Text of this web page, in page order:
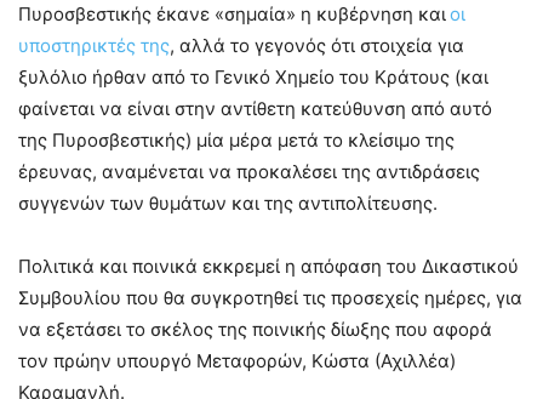
Πυροσβεστικής έκανε «σημαία» η κυβέρνηση καιοι
υποστηρικτές της, αλλά το γεγονός ότι στοιχεία για
ξυλόλιο ήρθαν από το Γενικό Χημείο του Κράτους (και
φαίνεται να είναι στην αντίθετη κατεύθυνση από αυτό
της Πυροσβεστικής) μία μέρα μετά το κλείσιμο της
έρευνας, αναμένεται να προκαλέσει της αντιδράσεις
συγγενών των θυμάτων και της αντιπολίτευσης.
Πολιτικά και ποινικά εκκρεμεί η απόφαση του Δικαστικού
Συμβουλίου που θα συγκροτηθεί τις προσεχείς ημέρες, για
να εξετάσει το σκέλος της ποινικής δίωξης που αφορά
τον πρώην υπουργό Μεταφορών, Κώστα (Αχιλλέα)
Καραμανλή.